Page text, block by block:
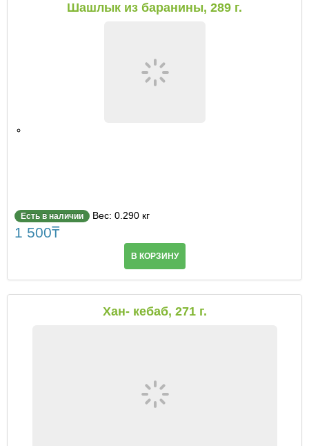
Шашлык из баранины, 289 г.
Есть в наличии Вес: 0.290 кг
1 500₸
В КОРЗИНУ
Хан- кебаб, 271 г.